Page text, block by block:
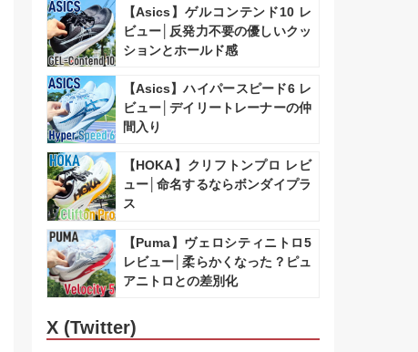
【Asics】ゲルコンテンド10 レ
ビュー│反発力不要の優しいクッ
ションとホールド感
【Asics】ハイパースピード6 レ
ビュー│デイリートレーナーの仲
間入り
【HOKA】クリフトンプロ レビ
ュー│命名するならボンダイプラ
ス
【Puma】ヴェロシティニトロ5
レビュー│柔らかくなった？ピュ
アニトロとの差別化
X (Twitter)